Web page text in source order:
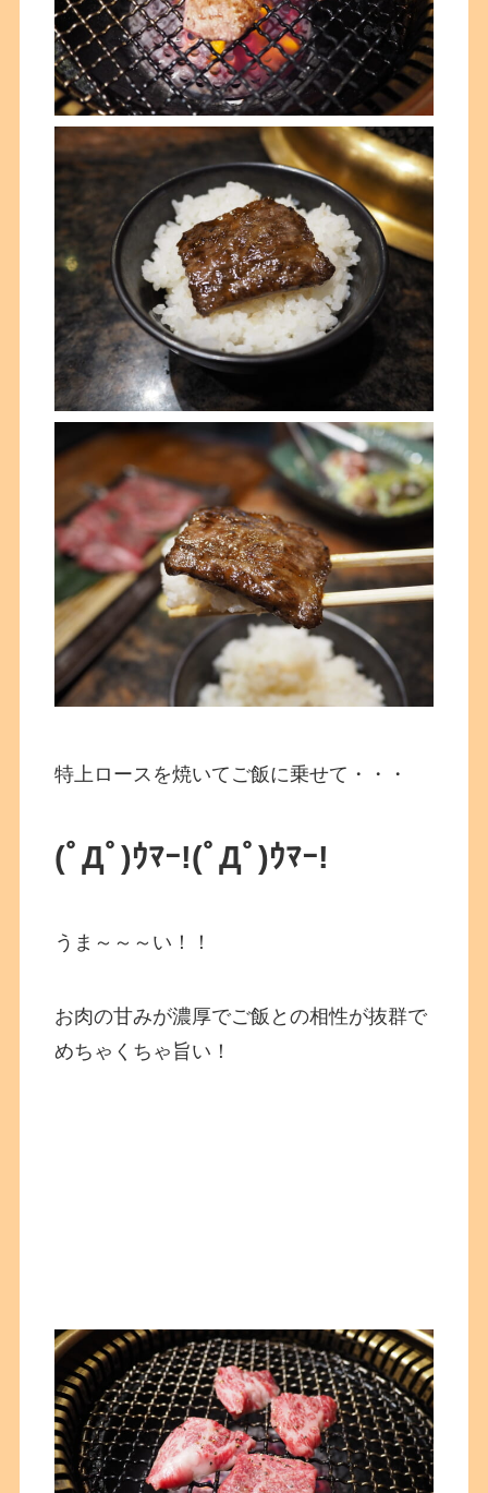
特上ロースを焼いてご飯に乗せて・・・
(ﾟДﾟ)ｳﾏｰ!(ﾟДﾟ)ｳﾏｰ!
うま～～～い！！
お肉の甘みが濃厚でご飯との相性が抜群で
めちゃくちゃ旨い！